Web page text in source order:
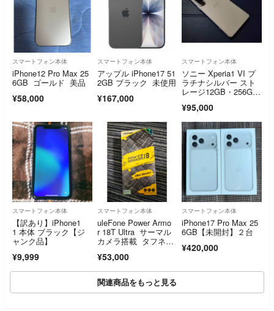
スマートフォン本体
iPhone12 Pro Max 25
6GB ゴールド 美品
¥58,000
スマートフォン本体
アップル iPhone17 51
2GB ブラック 未使用
¥167,000
スマートフォン本体
ソニー Xperia1 VI プ
ラチナシルバー スト
レージ12GB・256G
Q-EC44 S1JPCX
¥95,000
スマートフォン本体
【訳あり】iPhone1
1 本体 ブラック【ジ
ャンク品】
¥9,999
スマートフォン本体
uleFone Power Armo
r 18T Ultra サーマル
カメラ搭載 タフネス
¥53,000
スマートフォン本体
iPhone17 Pro Max 25
6GB【未開封】２台
¥420,000
関連商品をもっと見る